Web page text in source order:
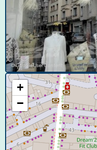
© Google User Content
+
−